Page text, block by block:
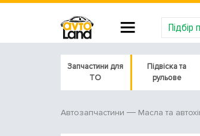
Підбір
Запчастини для
ТО
Підвіска та
рульове
Автозапчастини Масла та